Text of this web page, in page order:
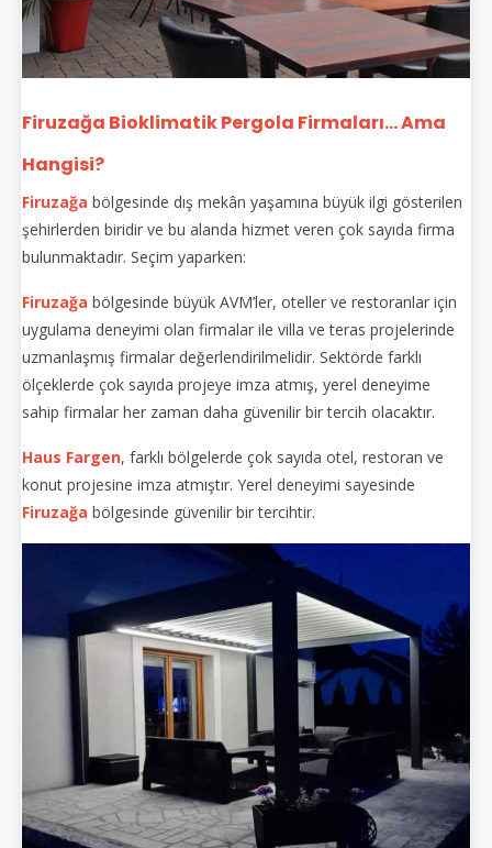
Firuzağa Bioklimatik Pergola Firmaları... Ama
Hangisi?
Firuzağa bölgesinde dış mekân yaşamına büyük ilgi gösterilen
şehirlerden biridir ve bu alanda hizmet veren çok sayıda firma
bulunmaktadır. Seçim yaparken:
Firuzağa bölgesinde büyük AVM’ler, oteller ve restoranlar için
uygulama deneyimi olan firmalar ile villa ve teras projelerinde
uzmanlaşmış firmalar değerlendirilmelidir. Sektörde farklı
ölçeklerde çok sayıda projeye imza atmış, yerel deneyime
sahip firmalar her zaman daha güvenilir bir tercih olacaktır.
Haus Fargen, farklı bölgelerde çok sayıda otel, restoran ve
konut projesine imza atmıştır. Yerel deneyimi sayesinde
Firuzağa bölgesinde güvenilir bir tercihtir.